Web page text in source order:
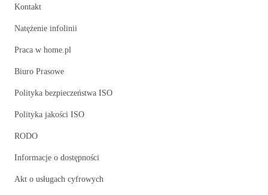
Kontakt
Natężenie infolinii
Praca w home.pl
Biuro Prasowe
Polityka bezpieczeństwa ISO
Polityka jakości ISO
RODO
Informacje o dostępności
Akt o usługach cyfrowych